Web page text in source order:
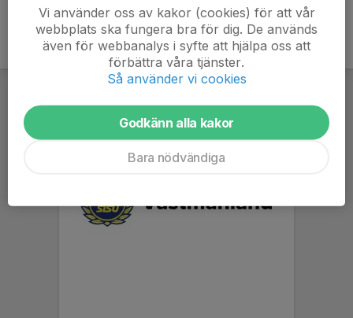
Vi använder oss av kakor (cookies) för att vår
webbplats ska fungera bra för dig. De används
även för webbanalys i syfte att hjälpa oss att
förbättra våra tjänster.
Så använder vi cookies
Godkänn alla kakor
Bara nödvändiga